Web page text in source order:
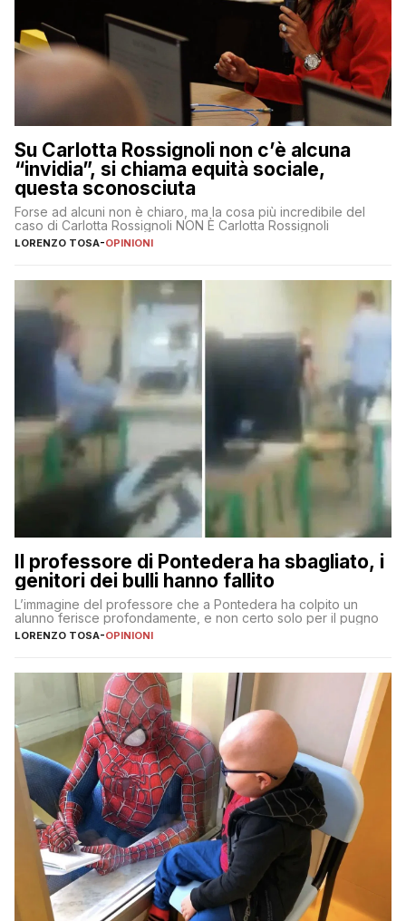
Su Carlotta Rossignoli non c’è alcuna
“invidia”, si chiama equità sociale,
questa sconosciuta
Forse ad alcuni non è chiaro, ma la cosa più incredibile del
caso di Carlotta Rossignoli NON È Carlotta Rossignoli
LORENZO TOSA-OPINIONI
Il professore di Pontedera ha sbagliato, i
genitori dei bulli hanno fallito
L’immagine del professore che a Pontedera ha colpito un
alunno ferisce profondamente, e non certo solo per il pugno
LORENZO TOSA-OPINIONI